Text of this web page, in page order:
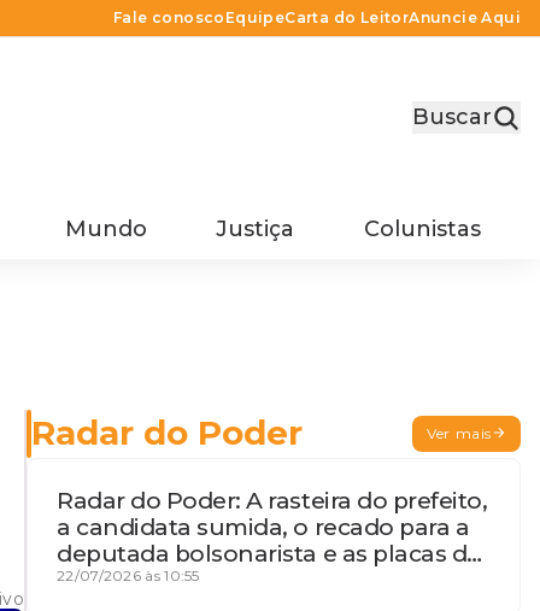
Fale conosco EquipeCarta do LeitorAnuncie Aqui
Buscar
Mundo Justiça Colunistas
Radar do Poder Ver mais
Radar do Poder: A rasteira do prefeito,
a candidata sumida, o recado para a
deputada bolsonarista e as placas da
discórdia
22/07/2026 às 10:55